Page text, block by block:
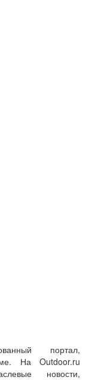
портал,
На Outdoor.ru
новости,